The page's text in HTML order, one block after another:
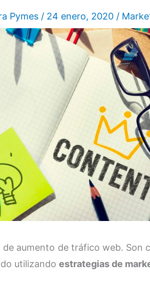
Pymes / 24 enero, 2020 /
aumento de tráfico web. Son
utilizando estrategias de